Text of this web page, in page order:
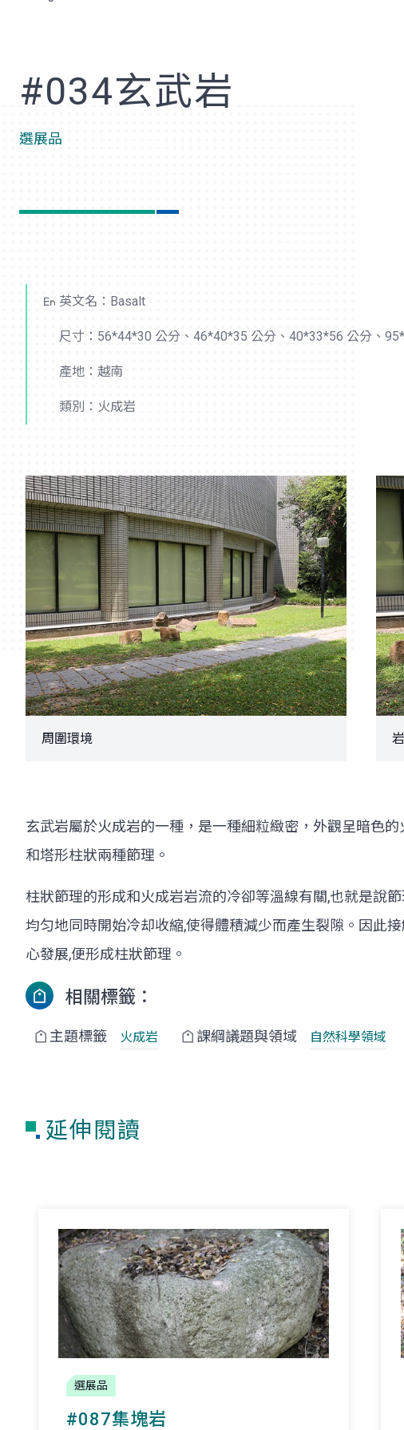
#034玄武岩
選展品
英文名：Basalt
尺寸：56*44*30 公分、46*40*35 公分、40*33*56 公分、
產地：越南
類別：火成岩
周圍環境
玄武岩屬於火成岩的一種，是一種細粒緻密，外觀呈暗色
和塔形柱狀兩種節理。
柱狀節理的形成和火成岩岩流的冷卻等溫線有關,也就是說
均匀地同時開始冷却收縮,使得體積減少而產生裂隙。因此
心發展,便形成柱狀節理。
相關標籤：
主題標籤 火成岩 課綱議題與領域 自然科學領域
延伸閱讀
選展品
#087集塊岩